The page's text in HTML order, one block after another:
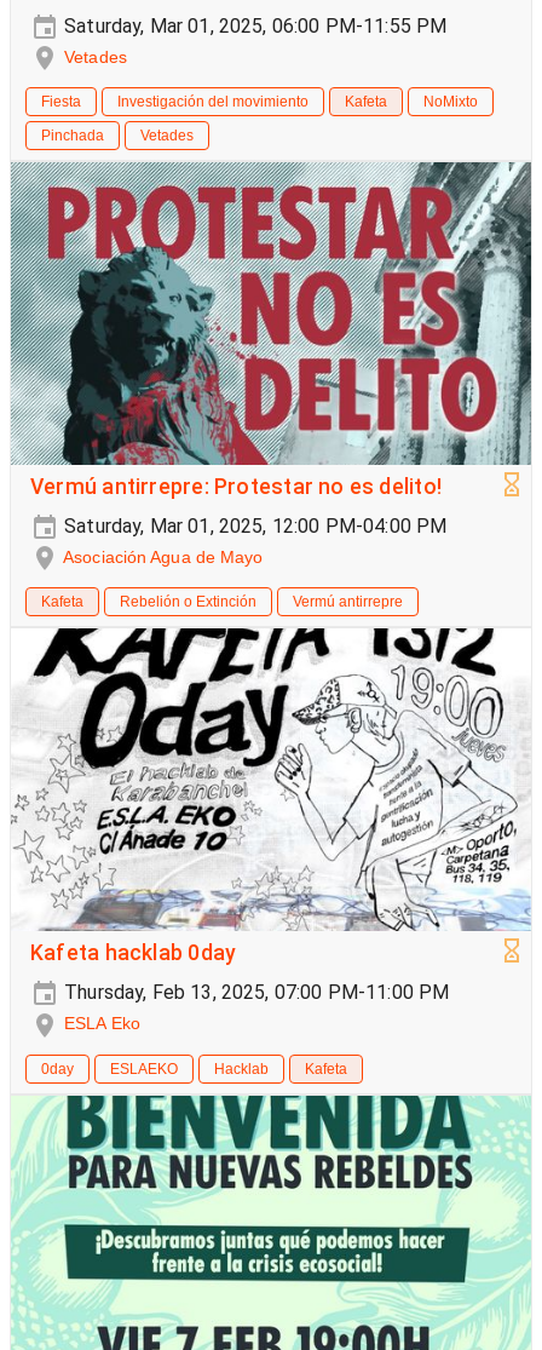
Saturday, Mar 01, 2025, 06:00 PM-11:55 PM
Vetades
Fiesta Investigación del movimiento Kafeta
NoMixto
Pinchada
Vetades
Vermú antirrepre: Protestar no es delito!
Saturday, Mar 01, 2025, 12:00 PM-04:00 PM
Asociación Agua de Mayo
Kafeta Rebelión o Extinción Vermú antirrepre
Kafeta hacklab 0day
Thursday, Feb 13, 2025, 07:00 PM-11:00 PM
ESLA Eko
0day ESLAEKO Hacklab Kafeta